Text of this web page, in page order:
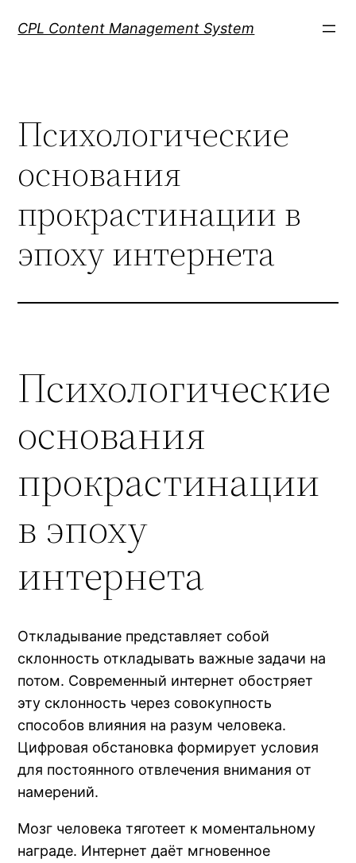
CPL Content Management System
Психологические
основания
прокрастинации в
эпоху интернета
Психологические
основания
прокрастинации
в эпоху
интернета
Откладывание представляет собой
склонность откладывать важные задачи на
потом. Современный интернет обостряет
эту склонность через совокупность
способов влияния на разум человека.
Цифровая обстановка формирует условия
для постоянного отвлечения внимания от
намерений.
Мозг человека тяготеет к моментальному
награде. Интернет даёт мгновенное